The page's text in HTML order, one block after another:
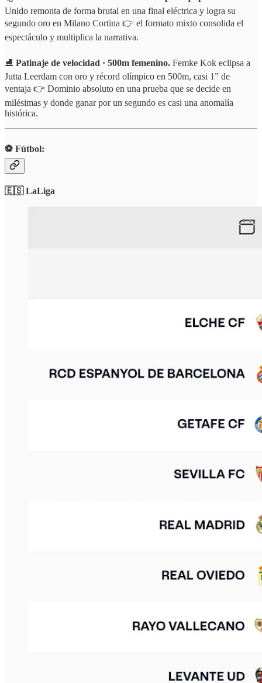
Unido remonta de forma brutal en una final eléctrica y logra su
segundo oro en Milano Cortina 👉 el formato mixto consolida el
espectáculo y multiplica la narrativa.
⛸️ Patinaje de velocidad · 500m femenino. Femke Kok eclipsa a
Jutta Leerdam con oro y récord olímpico en 500m, casi 1” de
ventaja 👉 Dominio absoluto en una prueba que se decide en
milésimas y donde ganar por un segundo es casi una anomalía
histórica.
⚽️ Fútbol:
🇪🇸 LaLiga